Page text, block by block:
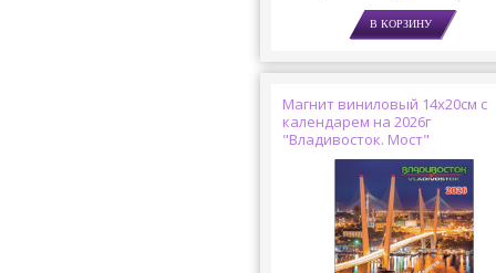
Магнит виниловый 14х20см с
календарем на 2026г
"Владивосток. Мост"